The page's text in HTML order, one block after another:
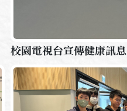
校園電視台宣傳健康訊息